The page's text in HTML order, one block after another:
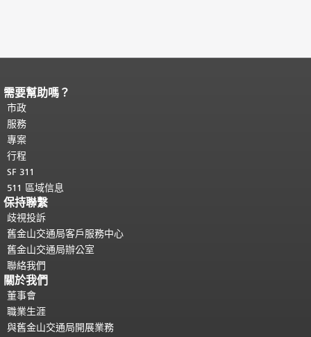
頁面內容結束。
都會重複顯示。
需要幫助嗎？
市政
服務
專案
行程
SF 311
511 區域信息
保持聯繫
歧視投訴
舊金山交通局客戶服務中心
舊金山交通局辦公室
聯絡我們
關於我們
董事會
職業生涯
與舊金山交通局開展業務